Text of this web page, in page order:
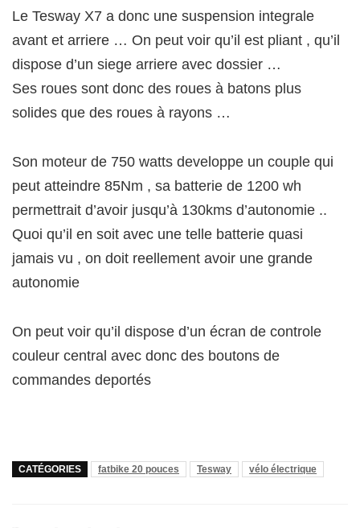
Le Tesway X7 a donc une suspension integrale
avant et arriere … On peut voir qu’il est pliant , qu’il
dispose d’un siege arriere avec dossier …
Ses roues sont donc des roues à batons plus
solides que des roues à rayons …
Son moteur de 750 watts developpe un couple qui
peut atteindre 85Nm , sa batterie de 1200 wh
permettrait d’avoir jusqu’à 130kms d’autonomie ..
Quoi qu’il en soit avec une telle batterie quasi
jamais vu , on doit reellement avoir une grande
autonomie
On peut voir qu’il dispose d’un écran de controle
couleur central avec donc des boutons de
commandes deportés
CATÉGORIES fatbike 20 pouces Tesway vélo électrique